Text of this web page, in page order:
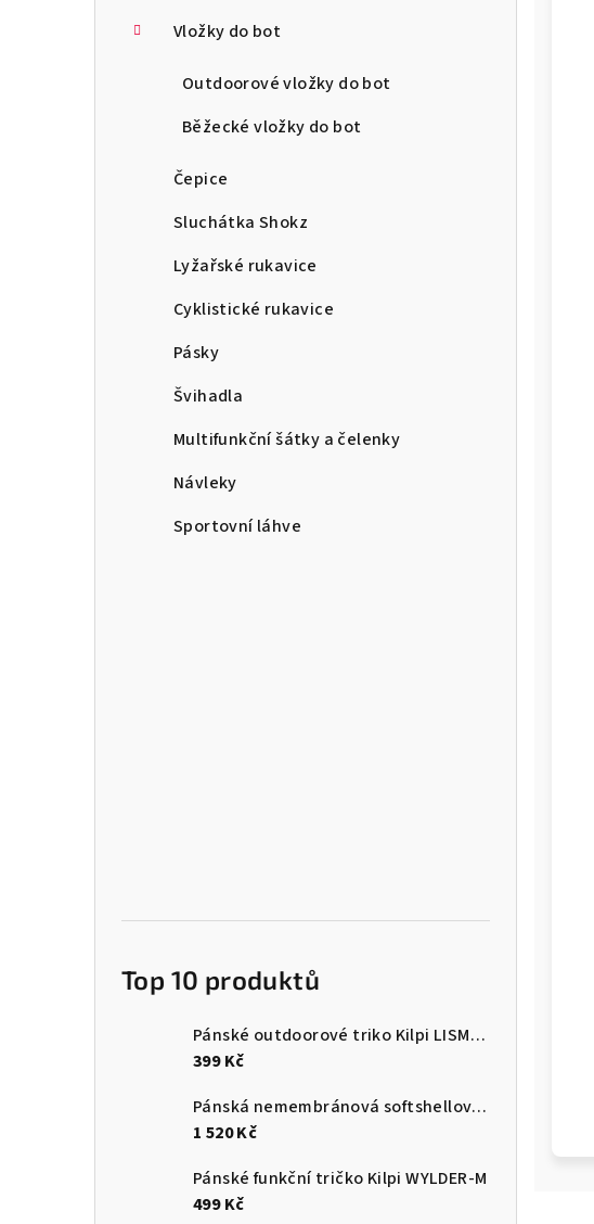
Vložky do bot
Outdoorové vložky do bot
Běžecké vložky do bot
Čepice
Sluchátka Shokz
Lyžařské rukavice
Cyklistické rukavice
Pásky
Švihadla
Multifunkční šátky a čelenky
Návleky
Sportovní láhve
Top 10 produktů
Pánské outdoorové triko Kilpi LISMAIN-M
399 Kč
Pánská nemembránová softshellová běžecká bunda Kilpi BALEO-M
1 520 Kč
Pánské funkční tričko Kilpi WYLDER-M
499 Kč